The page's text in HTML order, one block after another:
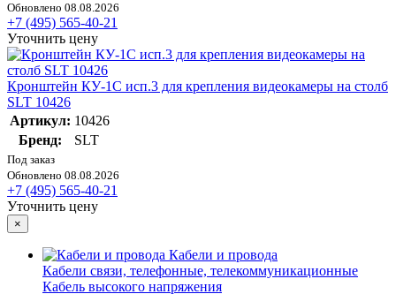
Обновлено 08.08.2026
+7 (495) 565-40-21
Уточнить цену
Кронштейн КУ-1С исп.3 для крепления видеокамеры на столб
SLT 10426
Артикул: 10426
Бренд:
SLT
Под заказ
Обновлено 08.08.2026
+7 (495) 565-40-21
Уточнить цену
×
Кабели и провода
Кабели связи, телефонные, телекоммуникационные
Кабель высокого напряжения